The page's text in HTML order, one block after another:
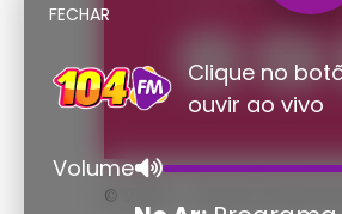
© 2026 - Direitos
FECHAR
Clique no
ouvir ao vivo
Volume